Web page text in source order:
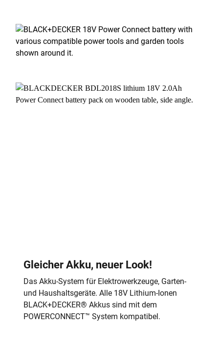
Gleicher Akku, neuer Look!
Das Akku-System für Elektrowerkzeuge, Garten-
und Haushaltsgeräte. Alle 18V Lithium-Ionen
BLACK+DECKER® Akkus sind mit dem
POWERCONNECT™ System kompatibel.